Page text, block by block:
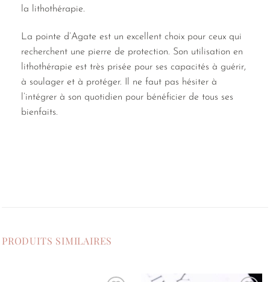
la lithothérapie.
La pointe d’Agate est un excellent choix pour ceux qui
recherchent une pierre de protection. Son utilisation en
lithothérapie est très prisée pour ses capacités à guérir,
à soulager et à protéger. Il ne faut pas hésiter à
l’intégrer à son quotidien pour bénéficier de tous ses
bienfaits.
PRODUITS SIMILAIRES